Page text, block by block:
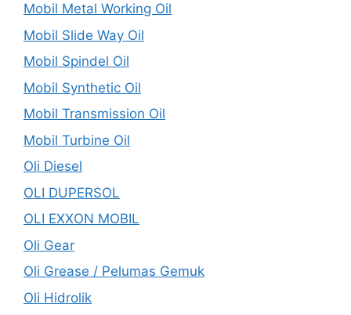
Mobil Metal Working Oil
Mobil Slide Way Oil
Mobil Spindel Oil
Mobil Synthetic Oil
Mobil Transmission Oil
Mobil Turbine Oil
Oli Diesel
OLI DUPERSOL
OLI EXXON MOBIL
Oli Gear
Oli Grease / Pelumas Gemuk
Oli Hidrolik